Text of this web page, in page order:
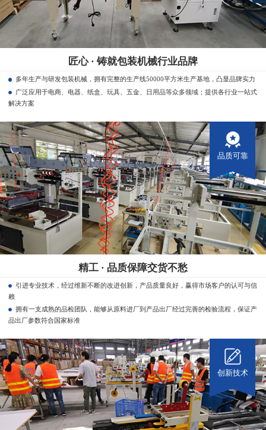
匠心 · 铸就包装机械行业品牌
多年生产与研发包装机械，拥有完整的生产线50000平方米生产基地，凸显品牌实力
广泛应用于电商、电器、纸盒、玩具、五金、日用品等众多领域；提供各行业一站式
解决方案
品质可靠
精工 · 品质保障交货不愁
引进专业技术，经过维新不断的改进创新，产品质量良好，赢得市场客户的认可与信
赖
拥有一支成熟的品检团队，能够从原料进厂到产品出厂经过完善的检验流程，保证产
品出厂参数符合国家标准
创新技术